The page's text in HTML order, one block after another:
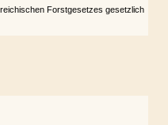
Forstgesetzes gesetzlich